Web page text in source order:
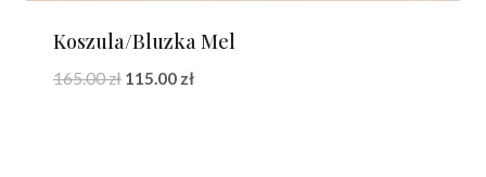
Koszula/Bluzka Mel
165.00zł Pierwotna
115.00 złAktualna